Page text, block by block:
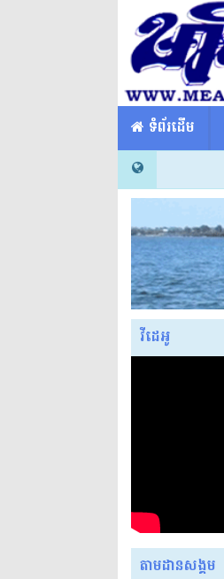
​​ ទំព័រដើម
វីដេអូ
តាមដានសង្គម